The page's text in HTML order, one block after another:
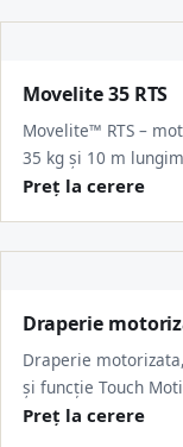
Movelite 35 RTS
Movelite™ RTS –
35 kg și 10 m
Preț la cerere
Draperie
Draperie
și funcție Touch
Preț la cerere